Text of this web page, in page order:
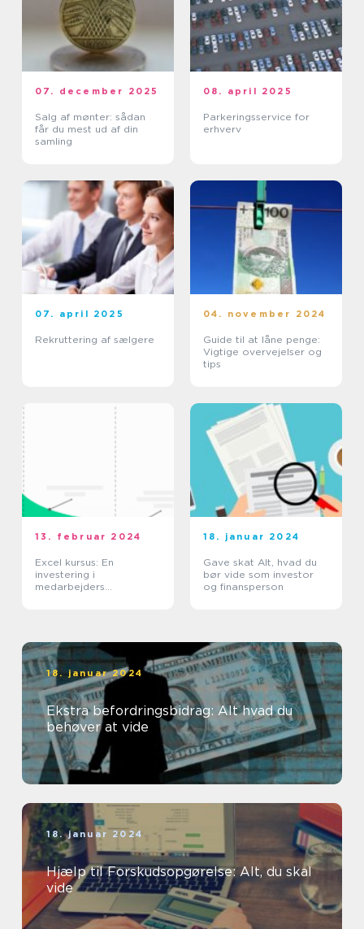
07. december 2025
Salg af mønter: sådan
får du mest ud af din
samling
08. april 2025
Parkeringsservice for
erhverv
07. april 2025
Rekruttering af sælgere
04. november 2024
Guide til at låne penge:
Vigtige overvejelser og
tips
13. februar 2024
Excel kursus: En
investering i
medarbejders
18. januar 2024
Gave skat Alt, hvad du
bør vide som investor
og finansperson
18. januar 2024
Ekstra befordringsbidrag: Alt hvad du
behøver at vide
18. januar 2024
Hjælp til Forskudsopgørelse: Alt, du skal
vide